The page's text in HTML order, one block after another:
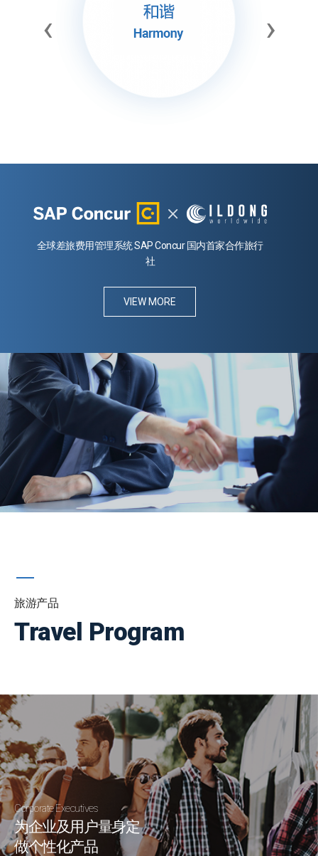
‹ ›
全球差旅费用管理系统 SAP Concur国内首家合作旅行
社
VIEW MORE
旅游产品
Travel Program
Corporate Executives
为企业及用户量身定
做个性化产品